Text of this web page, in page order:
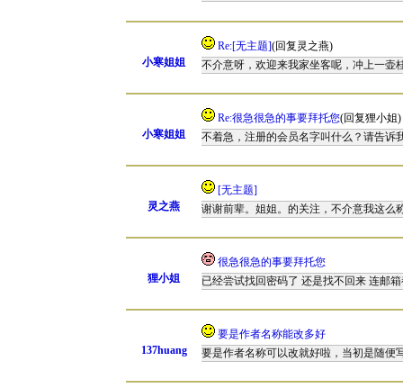
小寒姐姐
Re:[无主题](回复灵之燕)
不介意呀，欢迎来我家坐客呢，冲上一壶
小寒姐姐
Re:很急很急的事要拜托您(回复狸小姐)
不着急，注册的会员名字叫什么？请告诉
灵之燕
[无主题]
谢谢前辈。姐姐。的关注，不介意我这么
狸小姐
很急很急的事要拜托您
已经尝试找回密码了 还是找不回来 连邮
137huang
要是作者名称能改多好
要是作者名称可以改就好啦，当初是随便